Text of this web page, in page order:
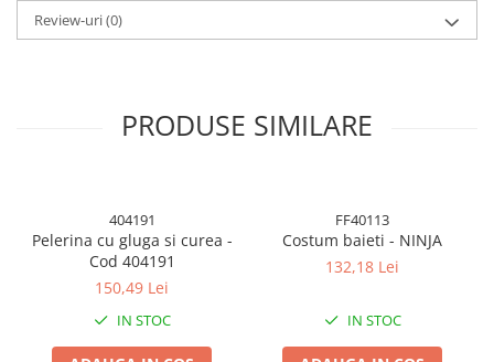
COSTUME SI ACCESORII
TRICOURI TEMATICE 3D
Review-uri(0)
PRODUSE SIMILARE
404191
Pelerina cu gluga si curea -
Cod 404191
150,49 Lei
IN STOC
FF40113
Costum baieti - NINJA
132,18 Lei
IN STOC